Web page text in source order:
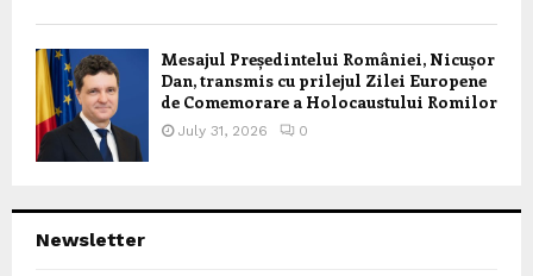
Mesajul Președintelui României, Nicușor
Dan, transmis cu prilejul Zilei Europene
de Comemorare a Holocaustului Romilor
July 31, 2026 0
Newsletter